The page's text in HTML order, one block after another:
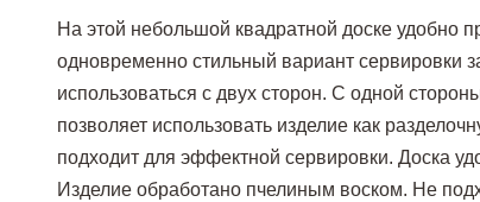
На этой небольшой квадратной доске удобно
одновременно стильный вариант сервировки
использоваться с двух сторон. С одной
позволяет использовать изделие как
подходит для эффектной сервировки. Доска
Изделие обработано пчелиным воском. Не